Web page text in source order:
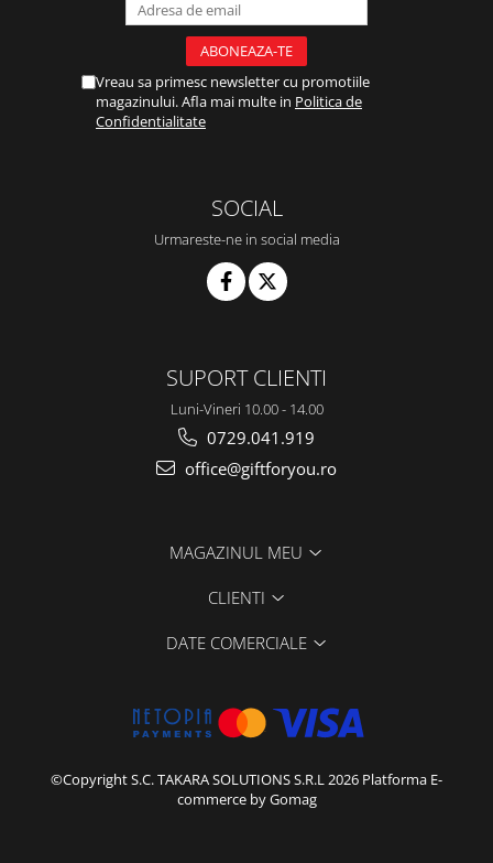
Vreau sa primesc newsletter cu promotiile
magazinului. Afla mai multe in Politica de
Confidentialitate
SOCIAL
Urmareste-ne in social media
SUPORT CLIENTI
Luni-Vineri 10.00 - 14.00
0729.041.919
office@giftforyou.ro
MAGAZINUL MEU
CLIENTI
DATE COMERCIALE
©Copyright S.C. TAKARA SOLUTIONS S.R.L 2026 Platforma E-
commerce by Gomag